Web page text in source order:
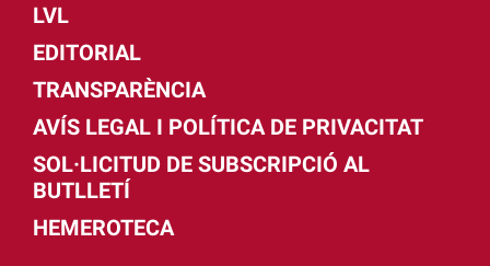
LVL
EDITORIAL
TRANSPARÈNCIA
AVÍS LEGAL I POLÍTICA DE PRIVACITAT
SOL·LICITUD DE SUBSCRIPCIÓ AL
BUTLLETÍ
HEMEROTECA